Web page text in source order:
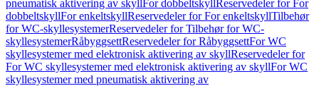
pneumatisk aktivering av skyllFor dobbeltskyllReservedeler for For
dobbeltskyllFor enkeltskyllReservedeler for For enkeltskyllTilbehør
for WC-skyllesystemerReservedeler for Tilbehør for WC-
skyllesystemerRåbyggsettReservedeler for RåbyggsettFor WC
skyllesystemer med elektronisk aktivering av skyllReservedeler for
For WC skyllesystemer med elektronisk aktivering av skyllFor WC
skyllesystemer med pneumatisk aktivering av